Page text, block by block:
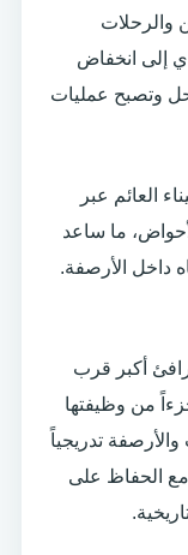
والرحلات
إلى انخفاض
وتصبح عمليات
العائم عبر
ما ساعد
داخل الأرصفة.
أكبر قرب
من وظيفتها
تدريجياً
مع الحفاظ على